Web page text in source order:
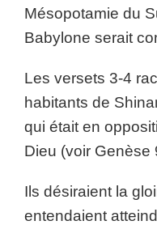
Mésopotamie du
Babylone serait
Les versets 3-4
habitants de
qui était en
Dieu (voir Genèse
Ils désiraient la
entendaient